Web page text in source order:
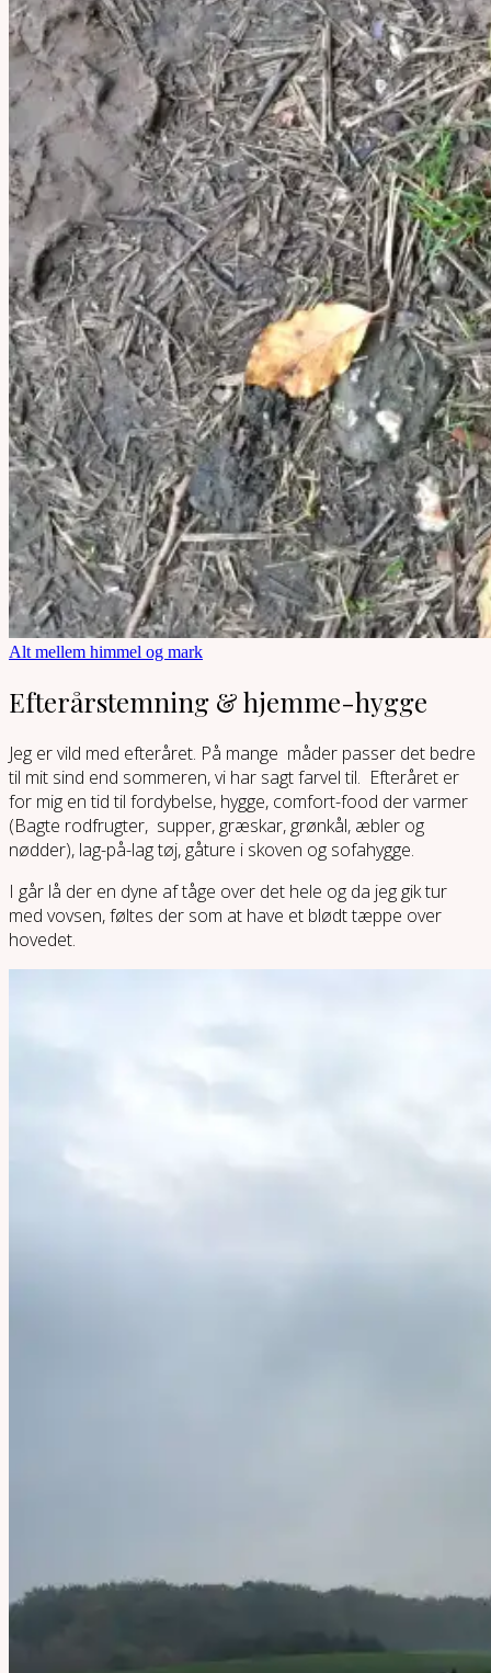
Alt mellem himmel og mark
Efterårstemning & hjemme-hygge
Jeg er vild med efteråret. På mange måder passer det bedre
til mit sind end sommeren, vi har sagt farvel til. Efteråret er
for mig en tid til fordybelse, hygge, comfort-food der varmer
(Bagte rodfrugter, supper, græskar, grønkål, æbler og
nødder), lag-på-lag tøj, gåture i skoven og sofahygge.
I går lå der en dyne af tåge over det hele og da jeg gik tur
med vovsen, føltes der som at have et blødt tæppe over
hovedet.